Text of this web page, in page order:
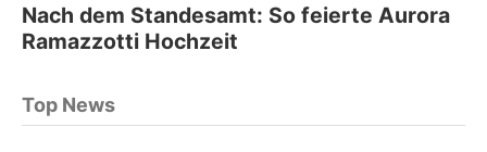
Nach dem Standesamt: So feierte Aurora
Ramazzotti Hochzeit
Top News